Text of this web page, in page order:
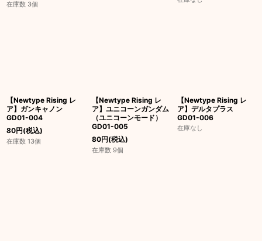
在庫数 3個
【Newtype Rising レ
ア】ガンキャノン
GD01-004
80円(税込)
在庫数 13個
【Newtype Rising レ
ア】ユニコーンガンダム
（ユニコーンモード）
GD01-005
80円(税込)
在庫数 9個
【Newtype Rising レ
ア】デルタプラス
GD01-006
在庫なし